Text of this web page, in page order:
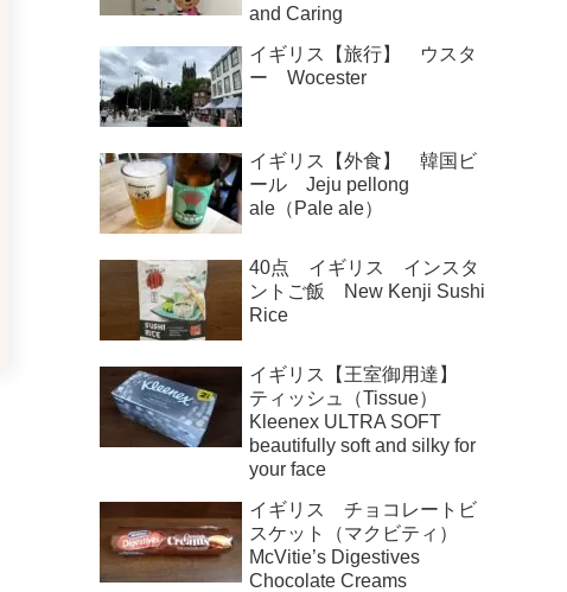
and Caring
イギリス【旅行】 ウスタ
ー Wocester
イギリス【外食】 韓国ビ
ール Jeju pellong
ale（Pale ale）
40点 イギリス インスタ
ントご飯 New Kenji Sushi
Rice
イギリス【王室御用達】
ティッシュ（Tissue）
Kleenex ULTRA SOFT
beautifully soft and silky for
your face
イギリス チョコレートビ
スケット（マクビティ）
McVitie’s Digestives
Chocolate Creams